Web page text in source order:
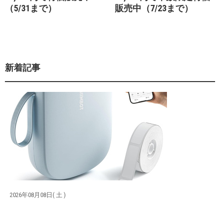
（5/31まで）
販売中（7/23まで）
新着記事
2026年08月08日( 土 )